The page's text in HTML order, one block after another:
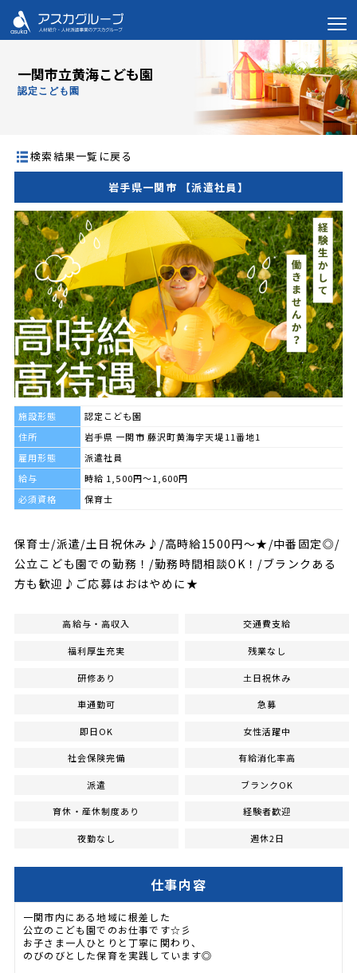
一関市立黄海こども園
認定こども園
検索結果一覧に戻る
岩手県一関市 【派遣社員】
施設形態
認定こども園
住所
岩手県 一関市 藤沢町黄海字天堤11番地1
雇用形態
派遣社員
給与
時給 1,500円～1,600円
必須資格
保育士
保育士/派遣/土日祝休み♪/高時給1500円～★/中番固定◎/
公立こども園での勤務！/勤務時間相談OK！/ブランクある
方も歓迎♪ご応募はおはやめに★
高給与・高収入 交通費支給
福利厚生充実 残業なし
研修あり 土日祝休み
車通勤可 急募
即日OK 女性活躍中
社会保険完備 有給消化率高
派遣 ブランクOK
育休・産休制度あり 経験者歓迎
夜勤なし 週休2日
仕事内容
一関市内にある地域に根差した
公立のこども園でのお仕事です☆彡
お子さま一人ひとりと丁寧に関わり、
のびのびとした保育を実践しています◎